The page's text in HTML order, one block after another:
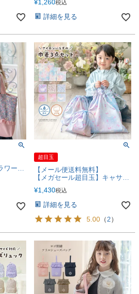
¥1,260税込
詳細を見る
≪メール便優先商品≫
超目玉
【メール便送料無料】
【メガセール超目玉】キャサリン猫小花柄 撥水巾着3点セット スクール レッスンバッグ・巾着 キャサリンコテージ 《メール便優先商品》 YUP12
¥1,430税込
詳細を見る
5.00 （2）